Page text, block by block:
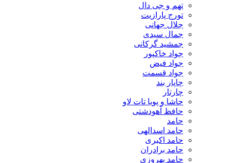
تهم و جی دال
تورج پارازیت
جلال جهانی
جمال سیدی
جمشید گرکانی
جواد خاکپور
جواد فیض
جواد قسمت
چاپار بند
حاشا و پویا تات لاو
حافظ آهودشتی
حامد اسدالهی
حامد اکبری
حامد برادران
حامد بهروزی